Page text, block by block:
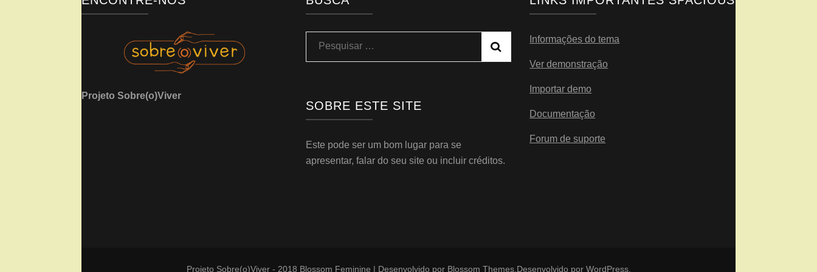
Projeto Sobre(o)Viver
Pesquisar
por:
SOBRE ESTE SITE
Este pode ser um bom lugar para se
apresentar, falar do seu site ou incluir créditos.
Informações do tema
Ver demonstração
Importar demo
Documentação
Forum de suporte
Projeto Sobre(o)Viver - 2018 Blossom Feminine | Desenvolvido por Blossom Themes.Desenvolvido por WordPress.